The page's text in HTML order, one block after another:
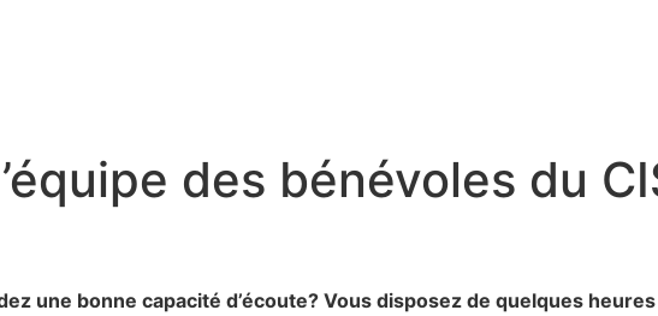
des bénévoles du
une bonne capacité d’écoute? Vous disposez de quelques